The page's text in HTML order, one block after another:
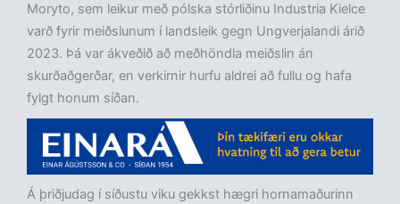
Moryto, sem leikur með pólska stórliðinu Industria Kielce
varð fyrir meiðslunum í landsleik gegn Ungverjalandi árið
2023. Þá var ákveðið að meðhöndla meiðslin án
skurðaðgerðar, en verkirnir hurfu aldrei að fullu og hafa
fylgt honum síðan.
Á þriðjudag í síðustu viku gekkst hægri hornamaðurinn